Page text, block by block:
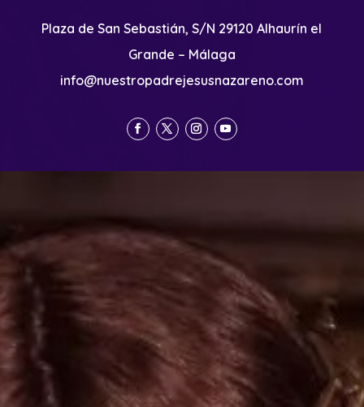
Plaza de San Sebastián, S/N 29120 Alhaurín el
Grande – Málaga
info@nuestropadrejesusnazareno.com